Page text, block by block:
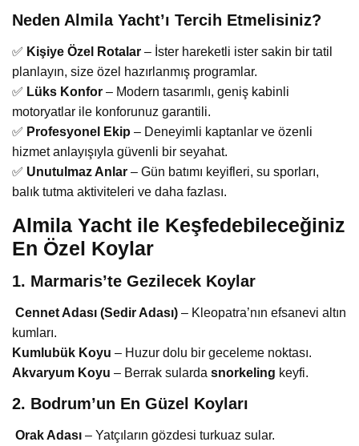
Neden Almila Yacht’ı Tercih Etmelisiniz?
✅ Kişiye Özel Rotalar – İster hareketli ister sakin bir tatil
planlayın, size özel hazırlanmış programlar.
✅ Lüks Konfor – Modern tasarımlı, geniş kabinli
motoryatlar ile konforunuz garantili.
✅ Profesyonel Ekip – Deneyimli kaptanlar ve özenli
hizmet anlayışıyla güvenli bir seyahat.
✅ Unutulmaz Anlar – Gün batımı keyifleri, su sporları,
balık tutma aktiviteleri ve daha fazlası.
Almila Yacht ile Keşfedebileceğiniz
En Özel Koylar
1. Marmaris’te Gezilecek Koylar
Cennet Adası (Sedir Adası) – Kleopatra’nın efsanevi altın
kumları.
Kumlubük Koyu – Huzur dolu bir geceleme noktası.
Akvaryum Koyu – Berrak sularda snorkeling keyfi.
2. Bodrum’un En Güzel Koyları
Orak Adası – Yatçıların gözdesi turkuaz sular.